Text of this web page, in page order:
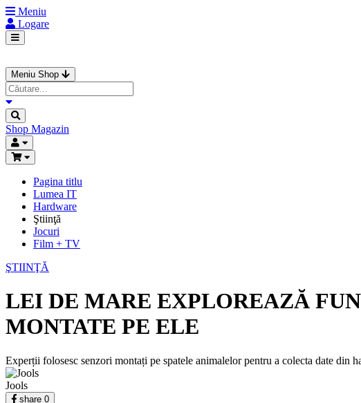
Meniu
Logare
Meniu Shop
Shop Magazin
Pagina titlu
Lumea IT
Hardware
Ştiinţă
Jocuri
Film + TV
ŞTIINŢĂ
LEI DE MARE EXPLOREAZĂ
MONTATE PE ELE
Experții folosesc senzori montați pe spatele animalelor pentru a colecta date din
Jools
share 0